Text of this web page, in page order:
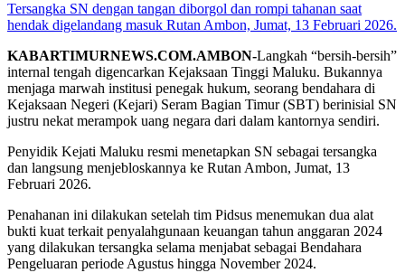
Tersangka SN dengan tangan diborgol dan rompi tahanan saat
hendak digelandang masuk Rutan Ambon, Jumat, 13 Februari 2026.
KABARTIMURNEWS.COM.AMBON-Langkah “bersih-bersih”
internal tengah digencarkan Kejaksaan Tinggi Maluku. Bukannya
menjaga marwah institusi penegak hukum, seorang bendahara di
Kejaksaan Negeri (Kejari) Seram Bagian Timur (SBT) berinisial SN
justru nekat merampok uang negara dari dalam kantornya sendiri.
Penyidik Kejati Maluku resmi menetapkan SN sebagai tersangka
dan langsung menjebloskannya ke Rutan Ambon, Jumat, 13
Februari 2026.
Penahanan ini dilakukan setelah tim Pidsus menemukan dua alat
bukti kuat terkait penyalahgunaan keuangan tahun anggaran 2024
yang dilakukan tersangka selama menjabat sebagai Bendahara
Pengeluaran periode Agustus hingga November 2024.